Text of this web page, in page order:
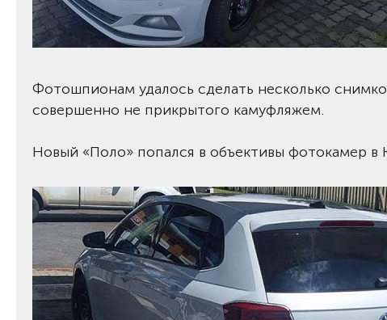
Фотошпионам удалось сделать несколько
совершенно не прикрытого камуфляжем.
Новый «Поло» попался в объективы фотокамер